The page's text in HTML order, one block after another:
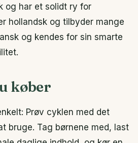
og har et solidt ry for
hollandsk og tilbyder mange
og kendes for sin smarte
køber
Prøv cyklen med det
bruge. Tag børnene med, last